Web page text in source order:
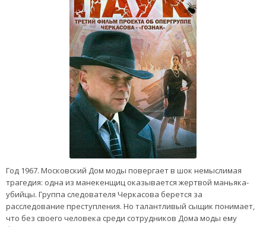
Год 1967. Московский Дом моды повергает в шок немыслимая
трагедия: одна из манекенщиц оказывается жертвой маньяка-
убийцы. Группа следователя Черкасова берется за
расследование преступления. Но талантливый сыщик понимает,
что без своего человека среди сотрудников Дома моды ему